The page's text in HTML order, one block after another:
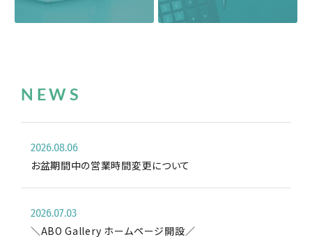
新着情報
NEWS
2026.08.06
お盆期間中の営業時間変更について
2026.07.03
＼ABO Gallery ホームページ開設／